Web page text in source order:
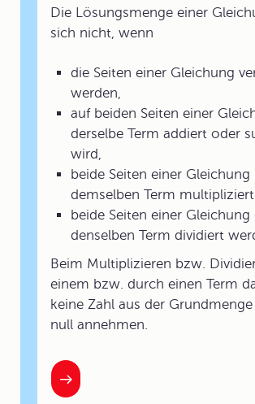
Die Lösungsmenge einer
sich nicht, wenn
die Seiten einer Gleichung
werden,
auf beiden Seiten einer
derselbe Term addiert oder
wird,
beide Seiten einer
demselben Term
beide Seiten einer Gleichung
denselben Term dividiert
Beim Multiplizieren bzw.
einem bzw. durch einen Term
keine Zahl aus der
null annehmen.